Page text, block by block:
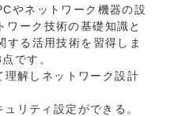
やネットワーク機器の設
ワーク技術の基礎知識と
する活用技術を習得しま
です。
解しネットワーク設計
リティ設定ができる。